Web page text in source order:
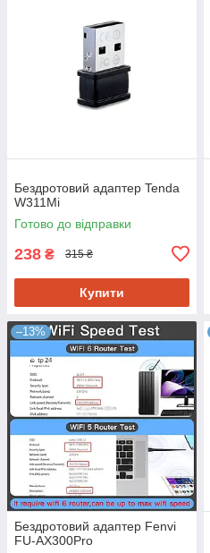
Бездротовий адаптер Tenda
W311Mi
Готово до відправки
238 ₴ 315 ₴
Купити
–13%
Бездротовий адаптер Fenvi
FU-AX300Pro